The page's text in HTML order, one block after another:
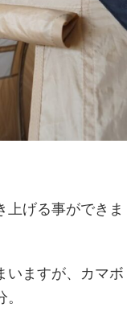
上げる事ができま
いますが、カマボ